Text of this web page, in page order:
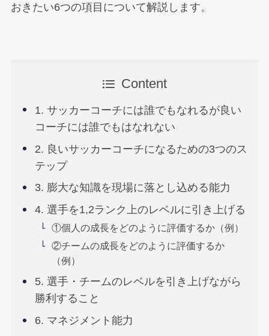
おきたい6つの項目について解説します。
Content
1. サッカーコーチには誰でもなれるが良い
コーチには誰でもはなれない
2. 良いサッカーコーチになるための3つのス
テップ
3. 膨大な知識を現場に落とし込める能力
4. 選手を1,2ランク上のレベルに引き上げる
①個人の成長をどのように評価するか（例）
②チームの成長をどのように評価するか
（例）
5. 選手・チームのレベルを引き上げながら
勝利すること
6. マネジメント能力